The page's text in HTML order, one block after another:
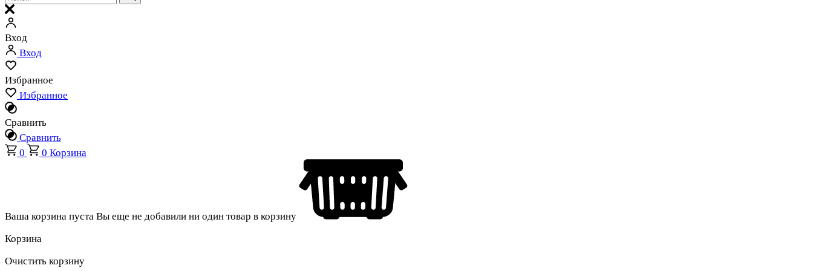
Вход
Вход
Избранное
Избранное
Сравнить
Сравнить
0
0 Корзина
Ваша корзина пуста Вы еще не добавили ни один товар в корзину
Корзина
Очистить корзину